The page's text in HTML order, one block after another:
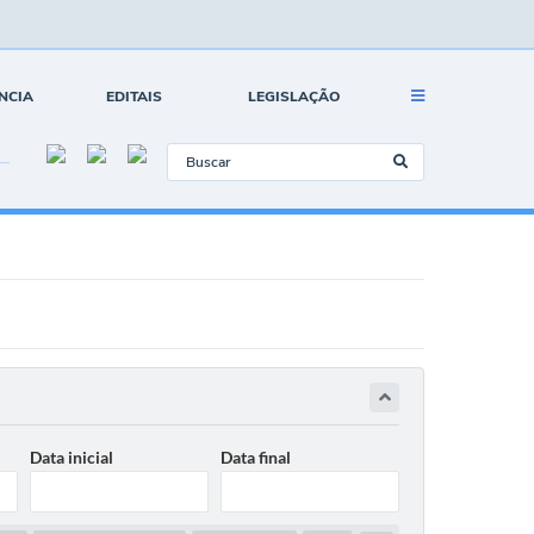
EDITAIS LEGISLAÇÃO
Data inicial Data final